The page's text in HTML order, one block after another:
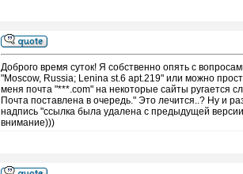
Доброго время суток! Я собственно опять с
"Moscow, Russia; Lenina st.6 apt.219" или можно
меня почта "***.com" на некоторые сайты ругается
Почта поставлена в очередь." Это лечится..? Ну и
надпись "ссылка была удалена с предыдущей
внимание)))